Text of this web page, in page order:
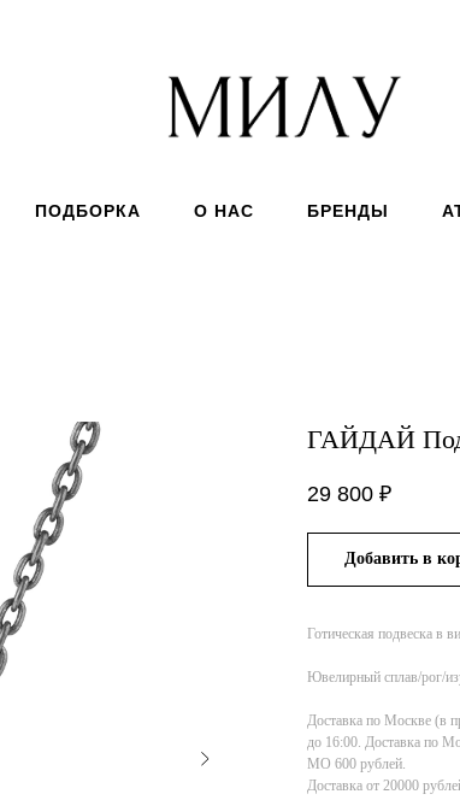
ПОДБОРКА О НАС БРЕНДЫ
ГАЙДАЙ
29 800 ₽
Добавить в
Готическая подвеска в
Ювелирный сплав/рог/
Доставка по Москве (в
до 16:00. Доставка по
МО 600 рублей.
Доставка от 20000